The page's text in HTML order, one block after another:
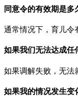
同意令的有效期是多
通常情况下，育儿令
如果我们无法达成任
如果调解失败，无法
如果我的情况发生变